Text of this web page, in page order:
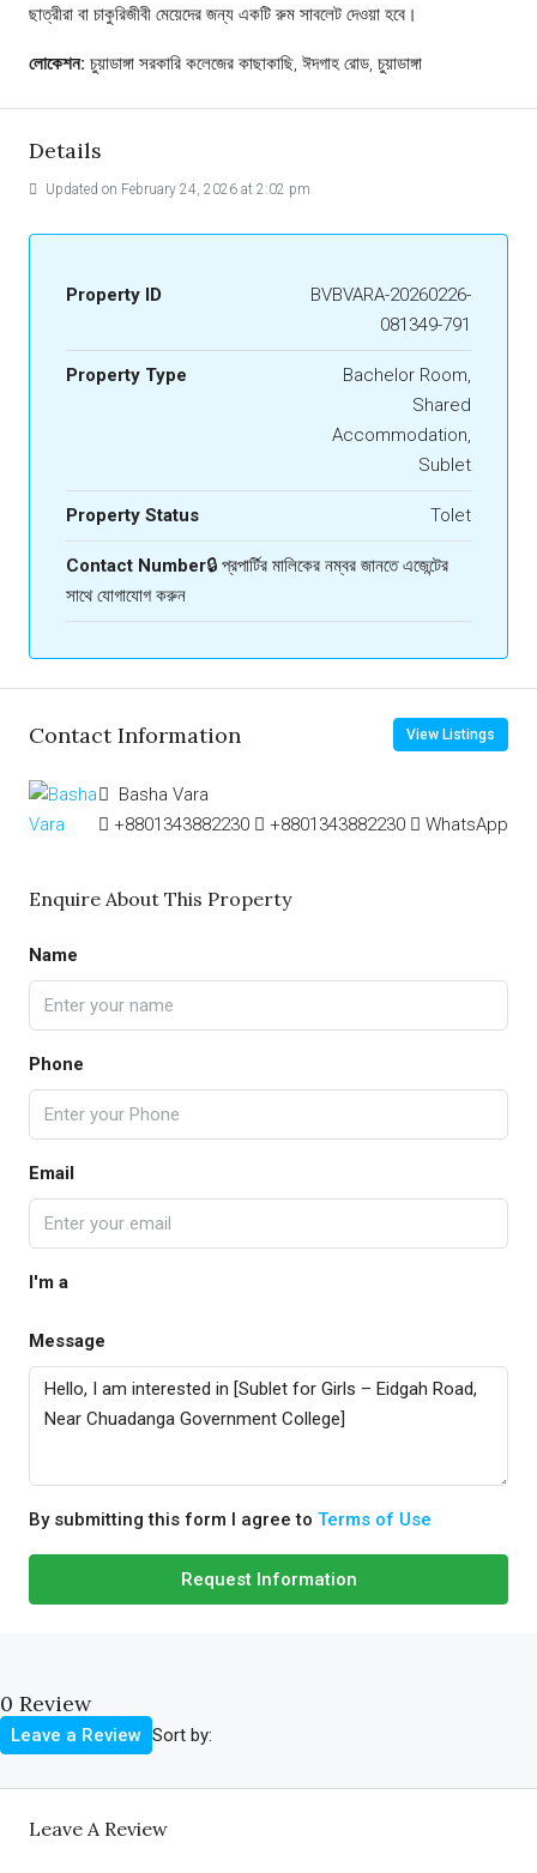
ছাত্রীরা বা চাকুরিজীবী মেয়েদের জন্য একটি রুম সাবলেট দেওয়া হবে।
লোকেশন: চুয়াডাঙ্গা সরকারি কলেজের কাছাকাছি, ঈদগাহ রোড, চুয়াডাঙ্গা
Details
Updated on February 24, 2026 at 2:02 pm
Property ID
BVBVARA-20260226-
081349-791
Property Type
Bachelor Room,
Shared
Accommodation,
Sublet
Property Status Tolet
Contact Number🔒 প্রপার্টির মালিকের নম্বর জানতে এজেন্টের
সাথে যোগাযোগ করুন
Contact Information View Listings
Basha Vara
+8801343882230
+8801343882230 WhatsApp
Enquire About This Property
Name
Phone
Email
I'm a
Message
By submitting this form I agree to Terms of Use
Request Information
0 Review
Sort by:
Leave a Review
Leave A Review